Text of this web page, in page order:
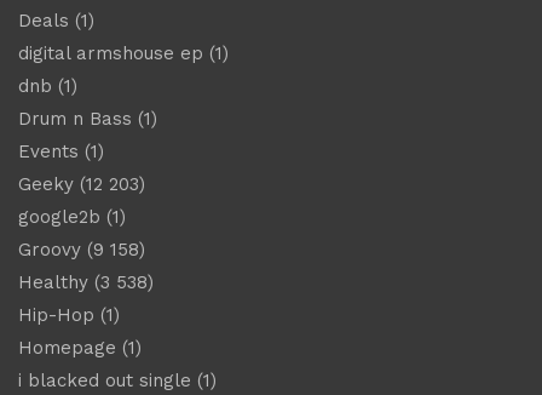
Deals (1)
digital armshouse ep (1)
dnb (1)
Drum n Bass (1)
Events (1)
Geeky (12 203)
google2b (1)
Groovy (9 158)
Healthy (3 538)
Hip-Hop (1)
Homepage (1)
i blacked out single (1)